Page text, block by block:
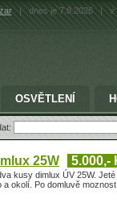
| dnes je 7.8.2026 | v
OSVĚTLENÍ
25W 5.000,-
kusy dimlux ÚV 25W.
a okolí. Po domluvě